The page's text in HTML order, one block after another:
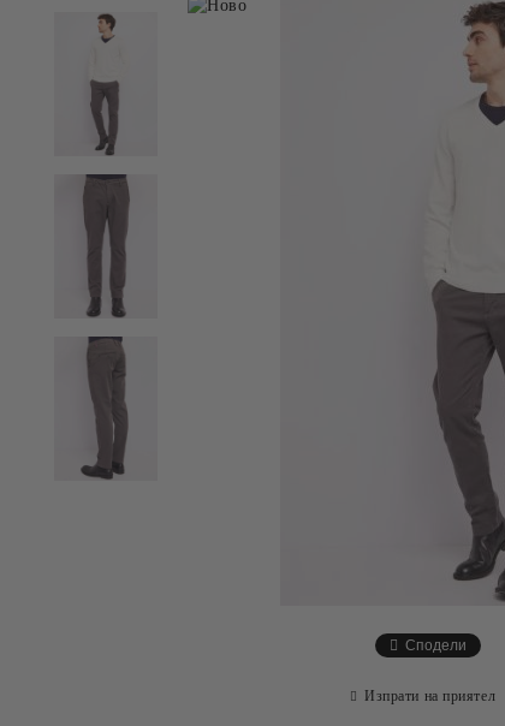
Сподели
Изпрати на приятел